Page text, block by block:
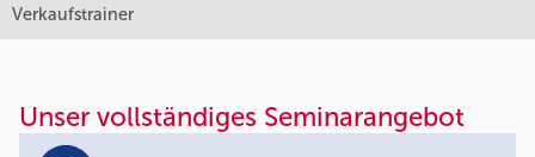
Verkaufstrainer
Unser vollständiges Seminarangebot